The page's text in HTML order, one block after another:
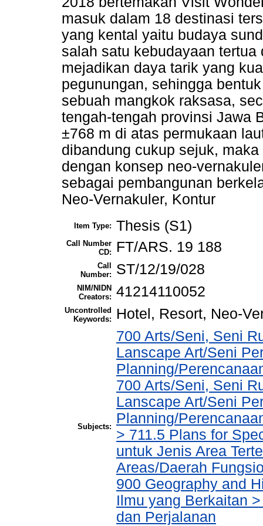
masuk dalam 18 destinasi
yang kental yaitu budaya
salah satu kebudayaan
mejadikan daya tarik yang
pegunungan, sehingga
sebuah mangkok raksasa,
tengah-tengah provinsi Jawa
±768 m di atas permukaan
dibandung cukup sejuk,
dengan konsep neo-
sebagai pembangunan
Neo-Vernakuler, Kontur
Item Type: Thesis (S1)
Call Number
CD:
FT/ARS. 19 188
Call
Number:
ST/12/19/028
NIM/NIDN
Creators: 41214110052
Uncontrolled
Keywords:
Hotel, Resort, Neo-
Subjects:
700 Arts/Seni, Seni
Lanscape Art/Seni
Planning/
700 Arts/Seni, Seni
Lanscape Art/Seni
Planning/
> 711.5 Plans for
untuk Jenis Area
Areas/Daerah
900 Geography and
Ilmu yang Berkaitan
dan Perjalanan